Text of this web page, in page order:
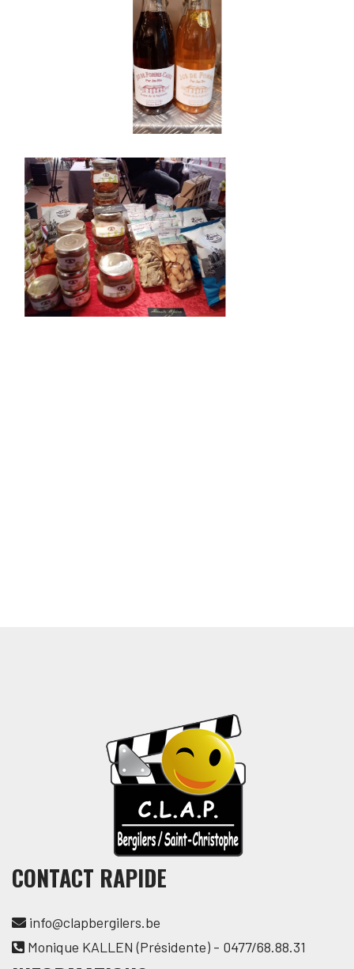
CONTACT RAPIDE
info@clapbergilers.be
Monique KALLEN (Présidente) - 0477/68.88.31